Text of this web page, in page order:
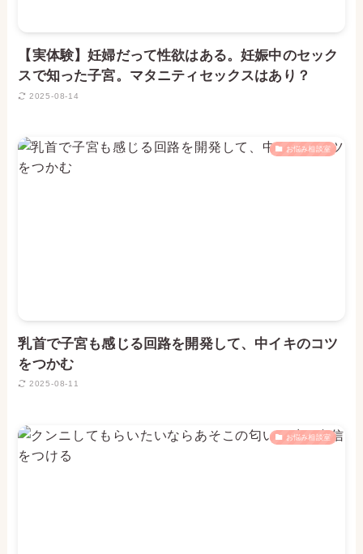
【実体験】妊婦だって性欲はある。妊娠中のセック
スで知った子宮。マタニティセックスはあり？
2025-08-14
お悩み相談室
乳首で子宮も感じる回路を開発して、中イキのコツ
をつかむ
2025-08-11
お悩み相談室